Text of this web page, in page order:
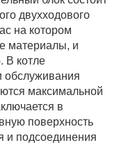
двухходового
на котором
материалы, и
В котле
обслуживания
максимальной
в
поверхность
и подсоединения